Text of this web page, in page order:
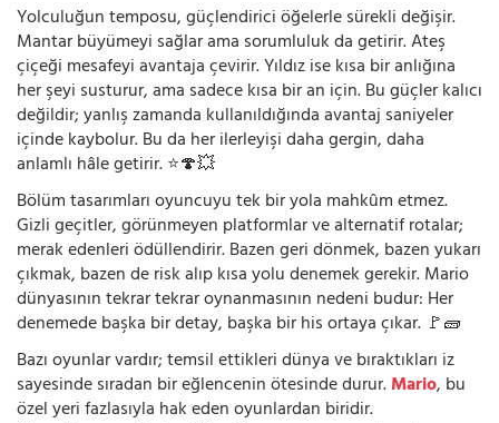
Yolculuğun temposu, güçlendirici öğelerle sürekli değişir.
Mantar büyümeyi sağlar ama sorumluluk da getirir. Ateş
çiçeği mesafeyi avantaja çevirir. Yıldız ise kısa bir anlığına
her şeyi susturur, ama sadece kısa bir an için. Bu güçler kalıcı
değildir; yanlış zamanda kullanıldığında avantaj saniyeler
içinde kaybolur. Bu da her ilerleyişi daha gergin, daha
anlamlı hâle getirir. ⭐🍄💥
Bölüm tasarımları oyuncuyu tek bir yola mahkûm etmez.
Gizli geçitler, görünmeyen platformlar ve alternatif rotalar;
merak edenleri ödüllendirir. Bazen geri dönmek, bazen yukarı
çıkmak, bazen de risk alıp kısa yolu denemek gerekir. Mario
dünyasının tekrar tekrar oynanmasının nedeni budur: Her
denemede başka bir detay, başka bir his ortaya çıkar. 🚩🧱
Bazı oyunlar vardır; temsil ettikleri dünya ve bıraktıkları iz
sayesinde sıradan bir eğlencenin ötesinde durur.Mario, bu
özel yeri fazlasıyla hak eden oyunlardan biridir.